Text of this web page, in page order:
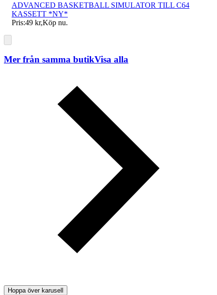
ADVANCED BASKETBALL SIMULATOR TILL C64
KASSETT *NY*
Pris:49 kr,Köp nu.
Mer från samma butikVisa alla
Hoppa över karusell